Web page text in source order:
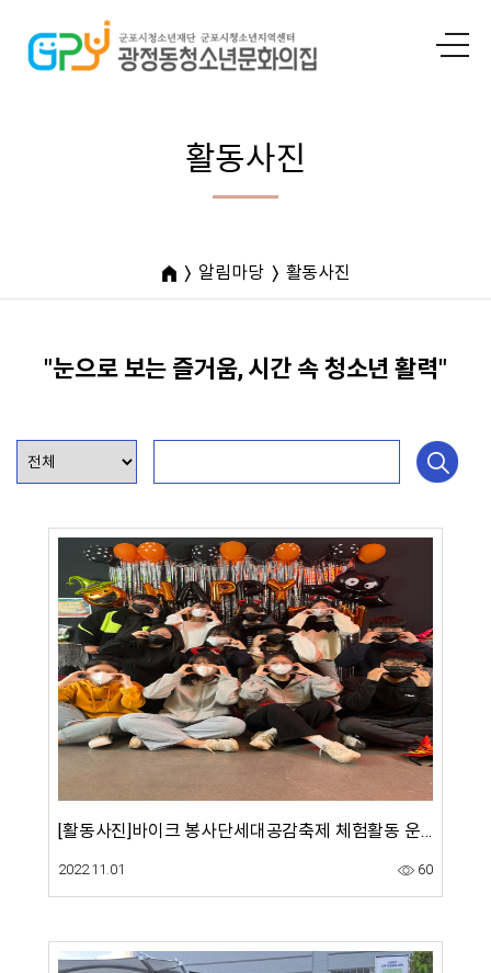
활동사진
알림마당 활동사진
"눈으로 보는 즐거움, 시간 속 청소년 활력"
[활동사진]바이크 봉사단세대공감축제 체험활동 운영
2022.11.01 60